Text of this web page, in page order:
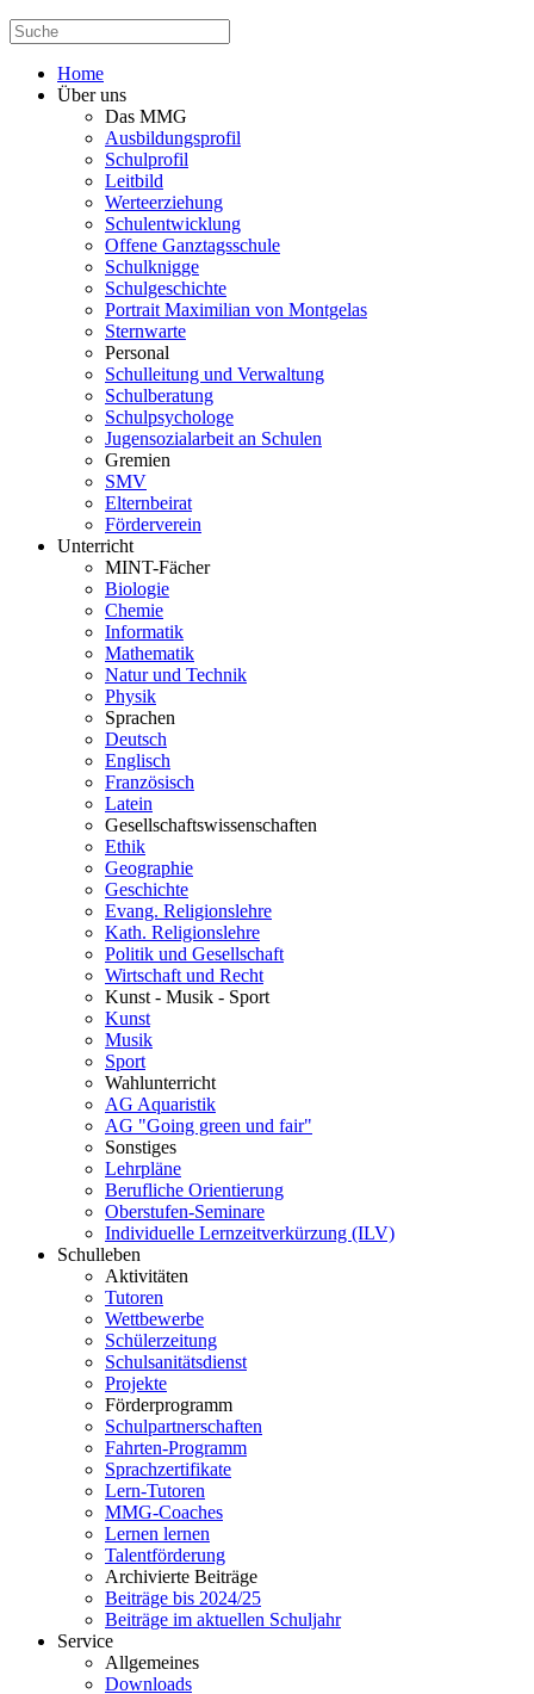
Home
Über uns
Das MMG
Ausbildungsprofil
Schulprofil
Leitbild
Werteerziehung
Schulentwicklung
Offene Ganztagsschule
Schulknigge
Schulgeschichte
Portrait Maximilian von Montgelas
Sternwarte
Personal
Schulleitung und Verwaltung
Schulberatung
Schulpsychologe
Jugensozialarbeit an Schulen
Gremien
SMV
Elternbeirat
Förderverein
Unterricht
MINT-Fächer
Biologie
Chemie
Informatik
Mathematik
Natur und Technik
Physik
Sprachen
Deutsch
Englisch
Französisch
Latein
Gesellschaftswissenschaften
Ethik
Geographie
Geschichte
Evang. Religionslehre
Kath. Religionslehre
Politik und Gesellschaft
Wirtschaft und Recht
Kunst - Musik - Sport
Kunst
Musik
Sport
Wahlunterricht
AG Aquaristik
AG "Going green und fair"
Sonstiges
Lehrpläne
Berufliche Orientierung
Oberstufen-Seminare
Individuelle Lernzeitverkürzung (ILV)
Schulleben
Aktivitäten
Tutoren
Wettbewerbe
Schülerzeitung
Schulsanitätsdienst
Projekte
Förderprogramm
Schulpartnerschaften
Fahrten-Programm
Sprachzertifikate
Lern-Tutoren
MMG-Coaches
Lernen lernen
Talentförderung
Archivierte Beiträge
Beiträge bis 2024/25
Beiträge im aktuellen Schuljahr
Service
Allgemeines
Downloads